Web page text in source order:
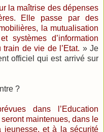
la maîtrise des dépenses
Elle passe par des
la mutualisation
systèmes d’information
de vie de l’Etat. » Je
officiel qui est arrivé sur
?
dans l’Education
maintenues, dans le
et à la sécurité